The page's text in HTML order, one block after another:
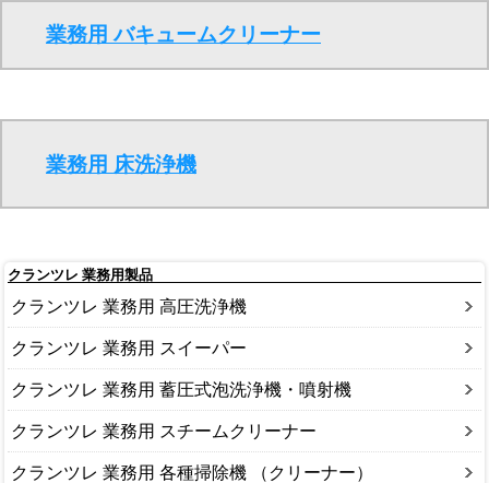
業務用 バキュームクリーナー
業務用 床洗浄機
クランツレ 業務用製品
クランツレ 業務用 高圧洗浄機
クランツレ 業務用 スイーパー
クランツレ 業務用 蓄圧式泡洗浄機・噴射機
クランツレ 業務用 スチームクリーナー
クランツレ 業務用 各種掃除機 （クリーナー）